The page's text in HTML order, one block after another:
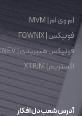
ام وی ام | MVM
فونیکس | FOWNIX
فونیکس هیبریدی | FOWNIX NEV
اکستریم | XTRIM
آدرس شعب دل افکار